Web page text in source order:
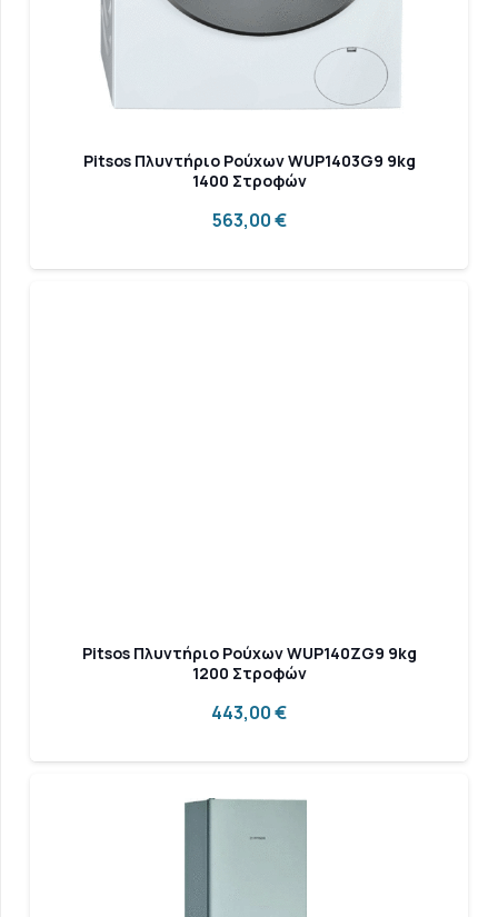
Pitsos Πλυντήριο Ρούχων WUP1403G9 9kg
1400 Στροφών
563,00€
Pitsos Πλυντήριο Ρούχων WUP140ZG9 9kg
1200 Στροφών
443,00€